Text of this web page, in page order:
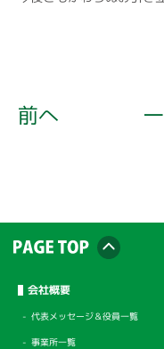
前へ
会社概要
代表メッセージ＆役員一覧
事業所一覧